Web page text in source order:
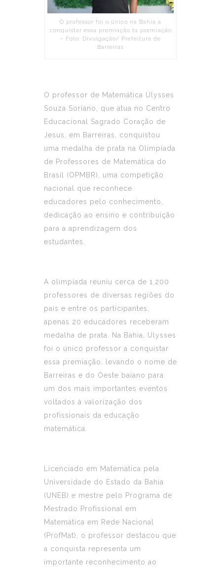
O professor foi o único na Bahia a
conquistar essa premiação ta premiação
– Foto: Divulgação/ Prefeitura de
Barreiras
O professor de Matemática Ulysses
Souza Soriano, que atua no Centro
Educacional Sagrado Coração de
Jesus, em Barreiras, conquistou
uma medalha de prata na Olimpíada
de Professores de Matemática do
Brasil (OPMBR), uma competição
nacional que reconhece
educadores pelo conhecimento,
dedicação ao ensino e contribuição
para a aprendizagem dos
estudantes.
A olimpíada reuniu cerca de 1.200
professores de diversas regiões do
país e entre os participantes,
apenas 20 educadores receberam
medalha de prata. Na Bahia, Ulysses
foi o único professor a conquistar
essa premiação, levando o nome de
Barreiras e do Oeste baiano para
um dos mais importantes eventos
voltados à valorização dos
profissionais da educação
matemática.
Licenciado em Matemática pela
Universidade do Estado da Bahia
(UNEB) e mestre pelo Programa de
Mestrado Profissional em
Matemática em Rede Nacional
(ProfMat), o professor destacou que
a conquista representa um
importante reconhecimento ao